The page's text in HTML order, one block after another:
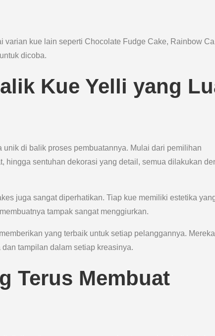
kue lain seperti Chocolate Fudge Cake, Rainbow
dicoba.
Kue Yelli yang
di balik proses pembuatannya. Mulai dari pemilihan
hingga sentuhan dekorasi yang detail, semua dilakukan
juga sangat diperhatikan. Tiap kue memiliki estetika
tampak sangat menggiurkan.
yang terbaik untuk setiap pelanggannya. Mereka
tampilan dalam setiap kreasinya.
Terus Membuat